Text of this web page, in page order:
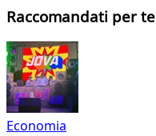
Raccomandati per te
Economia